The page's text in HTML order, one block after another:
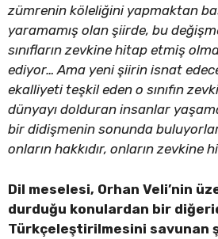
zümrenin köleliğini yapmaktan
yaramamış olan şiirde, bu
sınıfların zevkine hitap etmiş
ediyor… Ama yeni şiirin isnat
ekalliyeti teşkil eden o sınıfın
dünyayı dolduran insanlar
bir didişmenin sonunda
onların hakkıdır, onların zevkine
Dil meselesi, Orhan Veli’nin
durduğu konulardan bir
Türkçeleştirilmesini savunan